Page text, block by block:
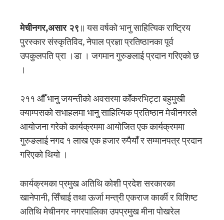
मेचीनगर,असार २९ ॥ यस वर्षको भानु साहित्यिक राष्ट्रिय
पुरस्कार संस्कृतिविद, नेपाल प्रज्ञा प्रतिष्ठानका पूर्व
उपकुलपति प्रा ।डा । जगमान गुरुङलाई प्रदान गरिएको छ
।
२११ औँ भानु जयन्तीको अवसरमा काँकरभिट्टा बहुमुखी
क्याम्पसको सभाहलमा भानु साहित्यिक प्रतिष्ठान मेचीनगरले
आयोजना गरेको कार्यक्रममा आयोजित एक कार्यक्रममा
गुरुङलाई नगद १ लाख एक हजार रुपैयाँ र सम्मानपत्र प्रदान
गरिएको थियो ।
कार्यक्रमका प्रमुख अतिथि कोशी प्रदेश सरकारका
खानेपानी, सिँचाई तथा ऊर्जा मन्त्री एकराज कार्की र विशिष्ट
अतिथि मेचीनगर नगरपालिका उपप्रमुख मीना पोखरेल